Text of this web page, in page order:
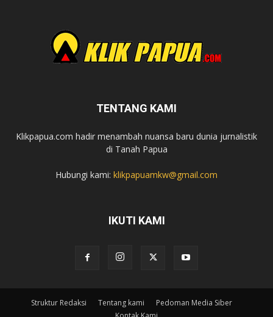
TENTANG KAMI
Klikpapua.com hadir menambah nuansa baru dunia jurnalistik
di Tanah Papua
Hubungi kami: klikpapuamkw@gmail.com
IKUTI KAMI
Struktur Redaksi Tentang kami
Pedoman Media Siber